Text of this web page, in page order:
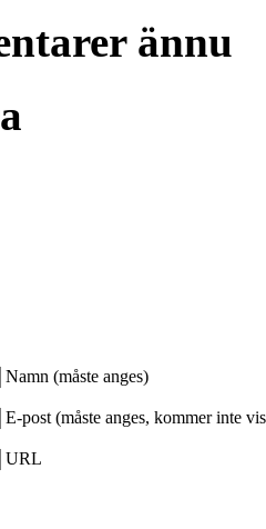
ännu
Namn (måste anges)
E-post (måste anges, kommer inte
URL